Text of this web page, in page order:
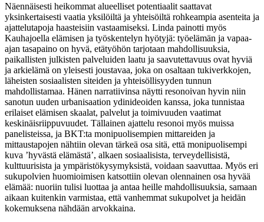
Näennäisesti heikommat alueelliset potentiaalit saattavat
yksinkertaisesti vaatia yksilöiltä ja yhteisöiltä rohkeampia asenteita ja
ajattelutapoja haasteisiin vastaamiseksi. Linda painotti myös
Kauhajoella elämisen ja työskentelyn hyötyjä: työelämän ja vapaa-
ajan tasapaino on hyvä, etätyöhön tarjotaan mahdollisuuksia,
paikallisten julkisten palveluiden laatu ja saavutettavuus ovat hyviä
ja arkielämä on yleisesti joustavaa, joka on osaltaan tukiverkkojen,
läheisten sosiaalisten siteiden ja yhteisöllisyyden tunnun
mahdollistamaa. Hänen narratiivinsa näytti resonoivan hyvin niin
sanotun uuden urbanisaation ydinideoiden kanssa, joka tunnistaa
erilaiset elämisen skaalat, palvelut ja toimivuuden vaatimat
keskinäisriippuvuudet. Tällainen ajattelu resonoi myös muissa
panelisteissa, ja BKT:ta monipuolisempien mittareiden ja
mittaustapojen nähtiin olevan tärkeä osa sitä, että monipuolisempi
kuva ’hyvästä elämästä’, alkaen sosiaalisista, terveydellisistä,
kulttuurisista ja ympäristökysymyksistä, voidaan saavuttaa. Myös eri
sukupolvien huomioimisen katsottiin olevan olennainen osa hyvää
elämää: nuoriin tulisi luottaa ja antaa heille mahdollisuuksia, samaan
aikaan kuitenkin varmistaa, että vanhemmat sukupolvet ja heidän
kokemuksena nähdään arvokkaina.